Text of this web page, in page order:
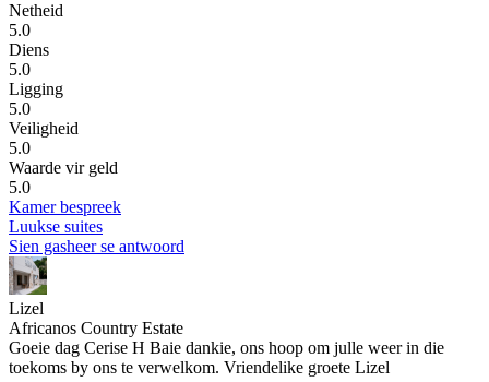
Netheid
5.0
Diens
5.0
Ligging
5.0
Veiligheid
5.0
Waarde vir geld
5.0
Kamer bespreek
Luukse suites
Sien gasheer se antwoord
Lizel
Africanos Country Estate
Goeie dag Cerise H Baie dankie, ons hoop om julle weer in die
toekoms by ons te verwelkom. Vriendelike groete Lizel